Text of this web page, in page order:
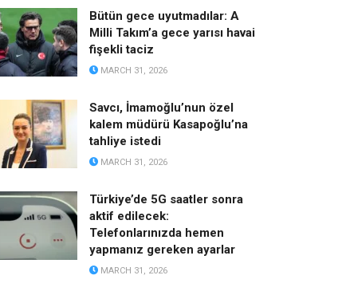
Bütün gece uyutmadılar: A
Milli Takım’a gece yarısı havai
fişekli taciz
MARCH 31, 2026
Savcı, İmamoğlu’nun özel
kalem müdürü Kasapoğlu’na
tahliye istedi
MARCH 31, 2026
Türkiye’de 5G saatler sonra
aktif edilecek:
Telefonlarınızda hemen
yapmanız gereken ayarlar
MARCH 31, 2026